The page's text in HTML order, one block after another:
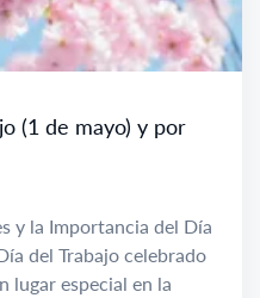
(1 de mayo) y por
y la Importancia del Día
del Trabajo celebrado
lugar especial en la